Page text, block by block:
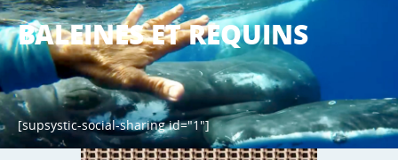
BALEINES ET REQUINS
[supsystic-social-sharing id="1"]